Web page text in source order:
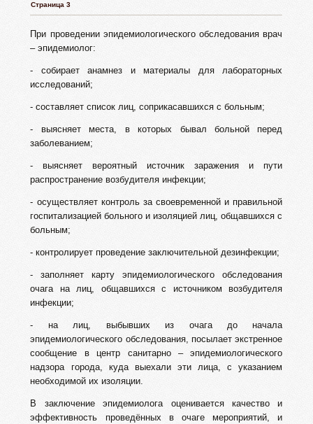
Страница 3
При проведении эпидемиологического обследования врач
– эпидемиолог:
- собирает анамнез и материалы для лабораторных
исследований;
- составляет список лиц, соприкасавшихся с больным;
- выясняет места, в которых бывал больной перед
заболеванием;
- выясняет вероятный источник заражения и пути
распространение возбудителя инфекции;
- осуществляет контроль за своевременной и правильной
госпитализацией больного и изоляцией лиц, общавшихся с
больным;
- контролирует проведение заключительной дезинфекции;
- заполняет карту эпидемиологического обследования
очага на лиц, общавшихся с источником возбудителя
инфекции;
- на лиц, выбывших из очага до начала
эпидемиологического обследования, посылает экстренное
сообщение в центр санитарно – эпидемиологического
надзора города, куда выехали эти лица, с указанием
необходимой их изоляции.
В заключение эпидемиолога оценивается качество и
эффективность проведённых в очаге мероприятий, и